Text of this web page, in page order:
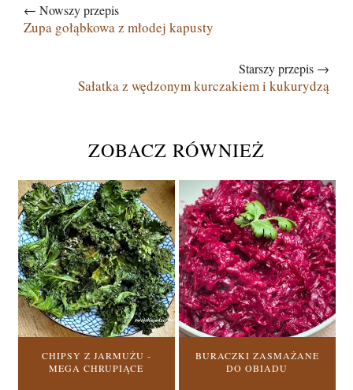
← Nowszy przepis
Zupa gołąbkowa z młodej kapusty
Starszy przepis →
Sałatka z wędzonym kurczakiem i kukurydzą
ZOBACZ RÓWNIEŻ
CHIPSY Z JARMUŻU -
MEGA CHRUPIĄCE
BURACZKI ZASMAŻANE
DO OBIADU